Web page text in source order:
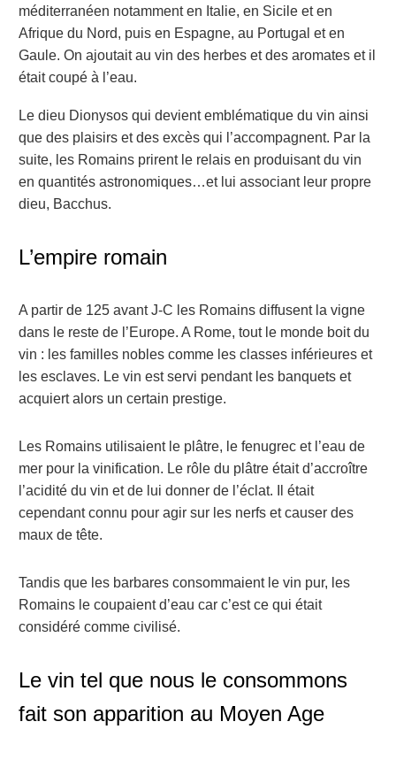
méditerranéen notamment en Italie, en Sicile et en
Afrique du Nord, puis en Espagne, au Portugal et en
Gaule. On ajoutait au vin des herbes et des aromates et il
était coupé à l’eau.
Le dieu Dionysos qui devient emblématique du vin ainsi
que des plaisirs et des excès qui l’accompagnent. Par la
suite, les Romains prirent le relais en produisant du vin
en quantités astronomiques…et lui associant leur propre
dieu, Bacchus.
L’empire romain
A partir de 125 avant J-C les Romains diffusent la vigne
dans le reste de l’Europe. A Rome, tout le monde boit du
vin : les familles nobles comme les classes inférieures et
les esclaves. Le vin est servi pendant les banquets et
acquiert alors un certain prestige.
Les Romains utilisaient le plâtre, le fenugrec et l’eau de
mer pour la vinification. Le rôle du plâtre était d’accroître
l’acidité du vin et de lui donner de l’éclat. Il était
cependant connu pour agir sur les nerfs et causer des
maux de tête.
Tandis que les barbares consommaient le vin pur, les
Romains le coupaient d’eau car c’est ce qui était
considéré comme civilisé.
Le vin tel que nous le consommons
fait son apparition au Moyen Age